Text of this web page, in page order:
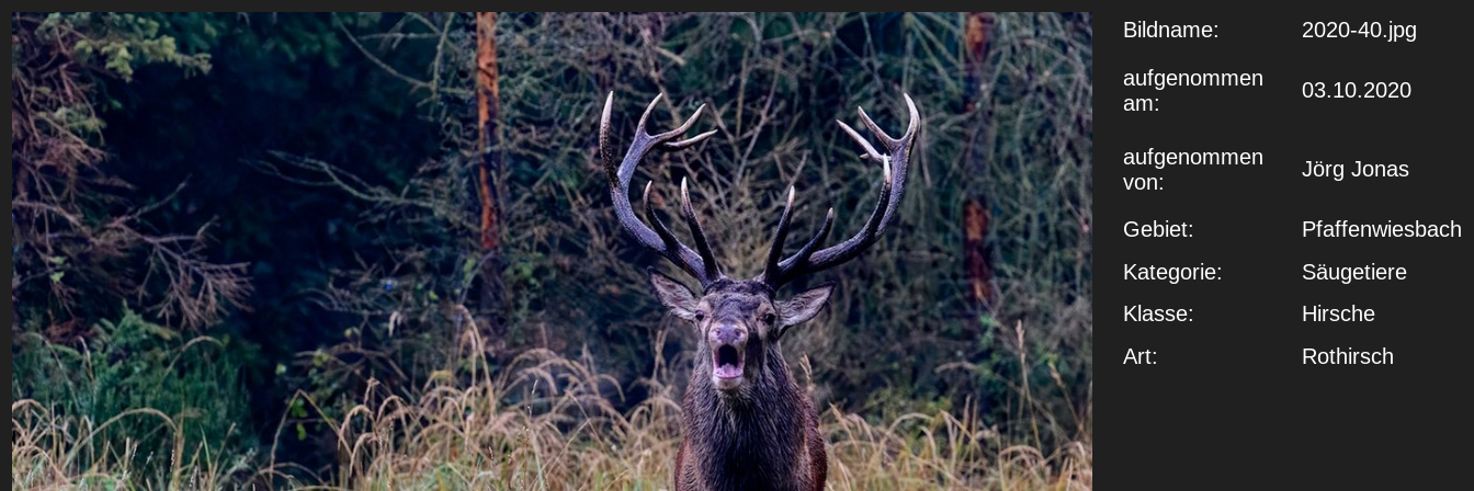
Bildname:
2020-40.jpg
aufgenommen
am:
03.10.2020
aufgenommen
von:
Jörg Jonas
Gebiet:
Pfaffenwiesbach
Kategorie:
Säugetiere
Klasse:
Hirsche
Art:
Rothirsch